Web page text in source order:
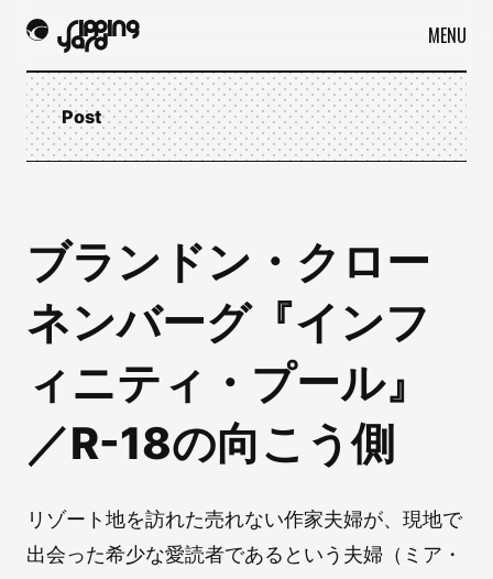
MENU
Post
ブランドン・クロー
ネンバーグ『インフ
ィニティ・プール』
／R-18の向こう側
リゾート地を訪れた売れない作家夫婦が、現地で
出会った希少な愛読者であるという夫婦（ミア・